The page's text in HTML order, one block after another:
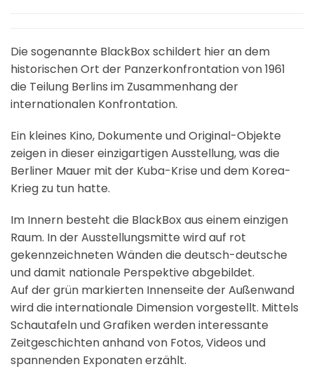
Die sogenannte BlackBox schildert hier an dem
historischen Ort der Panzerkonfrontation von 1961
die Teilung Berlins im Zusammenhang der
internationalen Konfrontation.
Ein kleines Kino, Dokumente und Original-Objekte
zeigen in dieser einzigartigen Ausstellung, was die
Berliner Mauer mit der Kuba-Krise und dem Korea-
Krieg zu tun hatte.
Im Innern besteht die BlackBox aus einem einzigen
Raum. In der Ausstellungsmitte wird auf rot
gekennzeichneten Wänden die deutsch-deutsche
und damit nationale Perspektive abgebildet.
Auf der grün markierten Innenseite der Außenwand
wird die internationale Dimension vorgestellt. Mittels
Schautafeln und Grafiken werden interessante
Zeitgeschichten anhand von Fotos, Videos und
spannenden Exponaten erzählt.